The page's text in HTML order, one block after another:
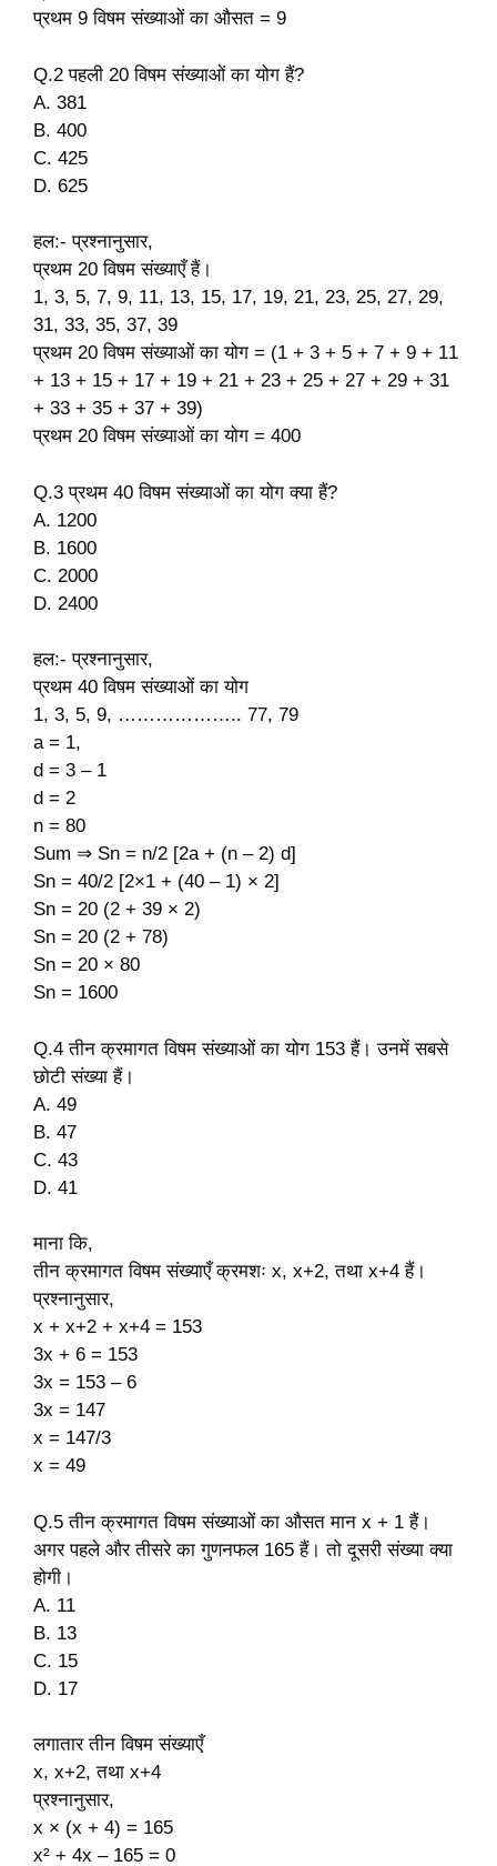
प्रथम 9 विषम संख्याओं का औसत = 9
Q.2 पहली 20 विषम संख्याओं का योग हैं?
A. 381
B. 400
C. 425
D. 625
हल:- प्रश्नानुसार,
प्रथम 20 विषम संख्याएँ हैं।
1, 3, 5, 7, 9, 11, 13, 15, 17, 19, 21, 23, 25, 27, 29,
31, 33, 35, 37, 39
प्रथम 20 विषम संख्याओं का योग = (1 + 3 + 5 + 7 + 9 + 11
+ 13 + 15 + 17 + 19 + 21 + 23 + 25 + 27 + 29 + 31
+ 33 + 35 + 37 + 39)
प्रथम 20 विषम संख्याओं का योग = 400
Q.3 प्रथम 40 विषम संख्याओं का योग क्या हैं?
A. 1200
B. 1600
C. 2000
D. 2400
हल:- प्रश्नानुसार,
प्रथम 40 विषम संख्याओं का योग
1, 3, 5, 9, ……………….. 77, 79
a = 1,
d = 3 – 1
d = 2
n = 80
Sum ⇒ Sn = n/2 [2a + (n – 2) d]
Sn = 40/2 [2×1 + (40 – 1) × 2]
Sn = 20 (2 + 39 × 2)
Sn = 20 (2 + 78)
Sn = 20 × 80
Sn = 1600
Q.4 तीन क्रमागत विषम संख्याओं का योग 153 हैं। उनमें सबसे
छोटी संख्या हैं।
A. 49
B. 47
C. 43
D. 41
माना कि,
तीन क्रमागत विषम संख्याएँ क्रमशः x, x+2, तथा x+4 हैं।
प्रश्नानुसार,
x + x+2 + x+4 = 153
3x + 6 = 153
3x = 153 – 6
3x = 147
x = 147/3
x = 49
Q.5 तीन क्रमागत विषम संख्याओं का औसत मान x + 1 हैं।
अगर पहले और तीसरे का गुणनफल 165 हैं। तो दूसरी संख्या क्या
होगी।
A. 11
B. 13
C. 15
D. 17
लगातार तीन विषम संख्याएँ
x, x+2, तथा x+4
प्रश्नानुसार,
x × (x + 4) = 165
x² + 4x – 165 = 0